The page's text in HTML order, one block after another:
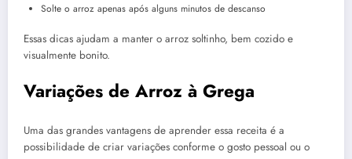
Solte o arroz apenas após alguns minutos de descanso
Essas dicas ajudam a manter o arroz soltinho, bem cozido e
visualmente bonito.
Variações de Arroz à Grega
Uma das grandes vantagens de aprender essa receita é a
possibilidade de criar variações conforme o gosto pessoal ou o